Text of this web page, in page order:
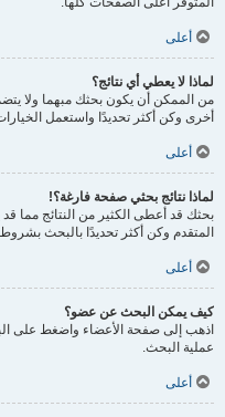
أعلى
لماذا لا يعطي أي نتائج؟
أخرى وكن أكثر تحديدًا واستعمل
أعلى
لماذا نتائج بحثي صفحة فارغة؟!
بحثك قد أعطى الكثير من النتائج مما
المتقدم وكن أكثر تحديدًا بالبحث
أعلى
كيف يمكن البحث عن عضو؟
اذهب إلى صفحة الأعضاء واضغط على
عملية البحث.
أعلى